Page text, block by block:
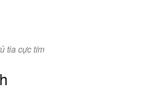
tia cực tím